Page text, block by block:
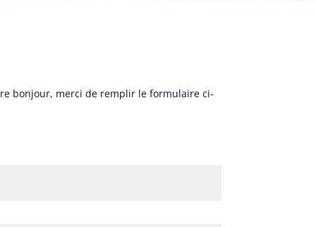
bonjour, merci de remplir le formulaire ci-